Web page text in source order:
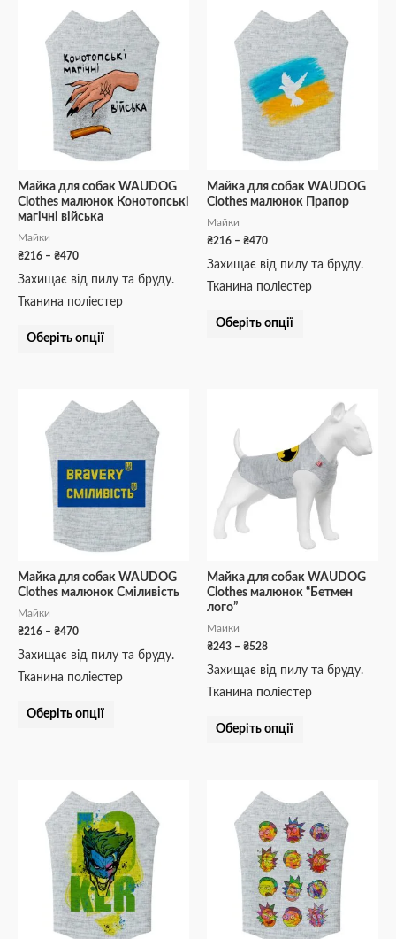
Майка для собак WAUDOG
Clothes малюнок Конотопські
магічні війська
Майки
₴216 – ₴470
цін:
від
₴216
до
₴470
Захищає від пилу та бруду.
Тканина поліестер
Оберіть опції
Цей
товар
має
кілька
варіантів.
Параметри
можна
вибрати
на
сторінці
Майка для собак WAUDOG
Clothes малюнок Прапор
Майки
₴216 – ₴470
цін:
від
₴216
до
₴470
Захищає від пилу та бруду.
Тканина поліестер
Оберіть опції
Цей
товар
має
кілька
варіантів.
Параметри
можна
вибрати
на
сторінці
Майка для собак WAUDOG
Clothes малюнок Сміливість
Майки
₴216 – ₴470
цін:
від
₴216
до
₴470
Захищає від пилу та бруду.
Тканина поліестер
Оберіть опції
Цей
товар
має
кілька
варіантів.
Параметри
можна
вибрати
на
сторінці
Майка для собак WAUDOG
Clothes малюнок “Бетмен
лого”
Майки
₴243 – ₴528
до
₴528
Захищає від пилу та бруду.
Тканина поліестер
Оберіть опції
товар
має
кілька
варіантів.
Параметри
можна
вибрати
на
сторінці
цін:
від
₴243
до
₴528
Цей
товар
має
кілька
варіантів.
Параметри
можна
цін:
від
₴243
до
₴527
Цей
товар
має
кілька
варіантів.
Параметри
можна